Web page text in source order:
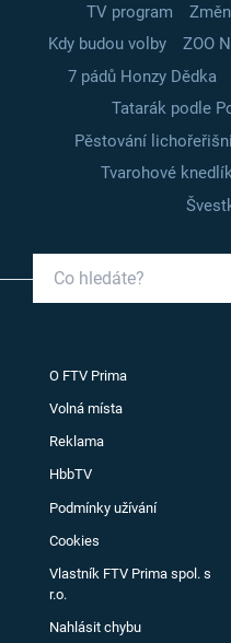
TV program
Kdy budou volby
ZOO
7 pádů Honzy Dědka
Tatarák podle
Pěstování
Tvarohové
O FTV Prima
Volná místa
Reklama
HbbTV
Podmínky užívání
Cookies
Vlastník FTV Prima spol. s
r.o.
Nahlásit chybu